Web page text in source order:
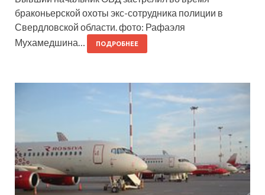
браконьерской охоты экс-сотрудника полиции в
Свердловской области. фото: Рафаэля
Мухамедшина…
ПОДРОБНЕЕ